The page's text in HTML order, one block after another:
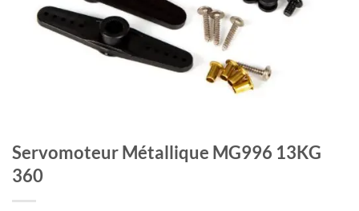
Servomoteur Métallique MG996 13KG
360